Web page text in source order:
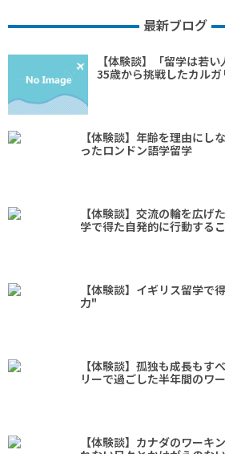
最新ブログ
【体験談】「留学は若
35歳から挑戦したカル
【体験談】年齢を理由にし
ったロンドン語学留学
【体験談】交流の輪を広げ
学で得た自発的に行動する
【体験談】イギリス留学で
力"
【体験談】孤独も成長もす
リーで過ごした半年間のワ
【体験談】カナダのワーキ